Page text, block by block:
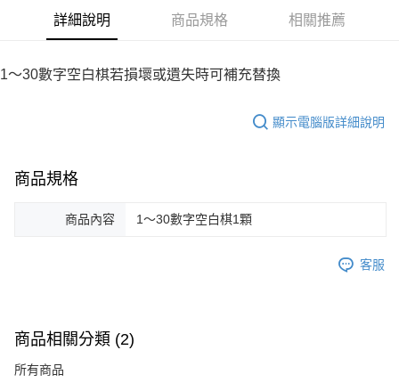
Google Pay
7-11取貨付款
詳細說明 商品規格 相關推薦
1～30數字空白棋若損壞或遺失時可補充替換
顯示電腦版詳細說明
商品規格
商品內容 1～30數字空白棋1顆
客服
商品相關分類 (2)
所有商品